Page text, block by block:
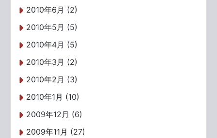
2010年6月 (2)
2010年5月 (5)
2010年4月 (5)
2010年3月 (2)
2010年2月 (3)
2010年1月 (10)
2009年12月 (6)
2009年11月 (27)